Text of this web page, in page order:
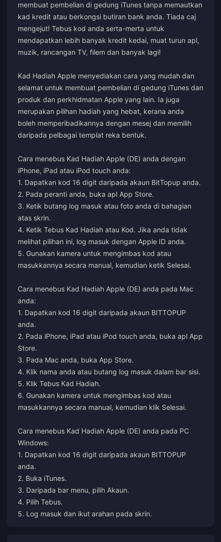
membuat pembelian di gedung iTunes tanpa memautkan
kad kredit atau berkongsi butiran bank anda. Tiada caj
mengejut! Tebus kod anda serta-merta untuk
mendapatkan lebih banyak kredit kedai, muat turun apl,
muzik, rancangan TV, filem dan banyak lagi!
Kad Hadiah Apple menyediakan cara yang mudah dan
selamat untuk membuat pembelian di gedung iTunes dan
produk dan perkhidmatan Apple yang lain. Ia juga
merupakan pilihan hadiah yang hebat, kerana anda
boleh memperibadikannya dengan mesej dan memilih
daripada pelbagai templat reka bentuk.
Cara menebus Kad Hadiah Apple (DE) anda dengan
iPhone, iPad atau iPod touch anda:
1. Dapatkan kod 16 digit daripada akaun BitTopup anda.
2. Pada peranti anda, buka apl App Store.
3. Ketik butang log masuk atau foto anda di bahagian
atas skrin.
4. Ketik Tebus Kad Hadiah atau Kod. Jika anda tidak
melihat pilihan ini, log masuk dengan Apple ID anda.
5. Gunakan kamera untuk mengimbas kod atau
masukkannya secara manual, kemudian ketik Selesai.
Cara menebus Kad Hadiah Apple (DE) anda pada Mac
anda:
1. Dapatkan kod 16 digit daripada akaun BITTOPUP
anda.
2. Pada iPhone, iPad atau iPod touch anda, buka apl App
Store.
3. Pada Mac anda, buka App Store.
4. Klik nama anda atau butang log masuk dalam bar sisi.
5. Klik Tebus Kad Hadiah.
6. Gunakan kamera untuk mengimbas kod atau
masukkannya secara manual, kemudian klik Selesai.
Cara menebus Kad Hadiah Apple (DE) anda pada PC
Windows:
1. Dapatkan kod 16 digit daripada akaun BITTOPUP
anda.
2. Buka iTunes.
3. Daripada bar menu, pilih Akaun.
4. Pilih Tebus.
5. Log masuk dan ikut arahan pada skrin.